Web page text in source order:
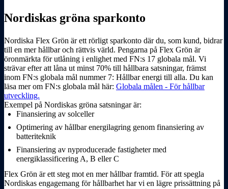
Nordiskas gröna sparkonto
Nordiska Flex Grön är ett rörligt sparkonto där du, som kund, bidrar
till en mer hållbar och rättvis värld. Pengarna på Flex Grön är
öronmärkta för utlåning i enlighet med FN:s 17 globala mål. Vi
strävar efter att låna ut minst 70% till hållbara satsningar, främst
inom FN:s globala mål nummer 7: Hållbar energi till alla. Du kan
läsa mer om FN:s globala mål här: Globala målen - För hållbar
utveckling.
Exempel på Nordiskas gröna satsningar är:
Finans­­iering av solceller
Optimering av hållbar energilagring genom finans­­iering av
batteriteknik
Finans­­iering av nyproducerade fastigheter med
energiklassificering A, B eller C
Flex Grön är ett steg mot en mer hållbar framtid. För att spegla
Nordiskas engagemang för hållbarhet har vi en lägre prissättning på